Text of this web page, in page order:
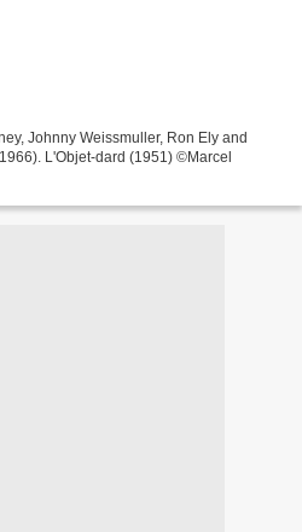
Johnny Weissmuller, Ron Ely and
L'Objet-dard (1951) ©Marcel